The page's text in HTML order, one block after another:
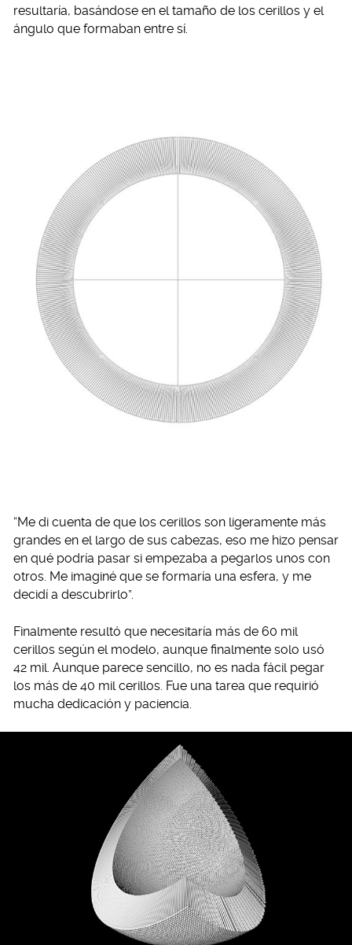
resultaría, basándose en el tamaño de los cerillos y el
ángulo que formaban entre sí.
“Me di cuenta de que los cerillos son ligeramente más
grandes en el largo de sus cabezas, eso me hizo pensar
en qué podría pasar si empezaba a pegarlos unos con
otros. Me imaginé que se formaría una esfera, y me
decidí a descubrirlo”.
Finalmente resultó que necesitaría más de 60 mil
cerillos según el modelo, aunque finalmente solo usó
42 mil. Aunque parece sencillo, no es nada fácil pegar
los más de 40 mil cerillos. Fue una tarea que requirió
mucha dedicación y paciencia.